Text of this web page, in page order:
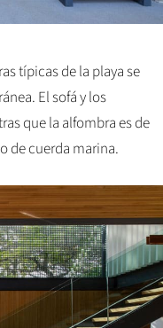
típicas de la playa se
El sofá y los
que la alfombra es de
de cuerda marina.